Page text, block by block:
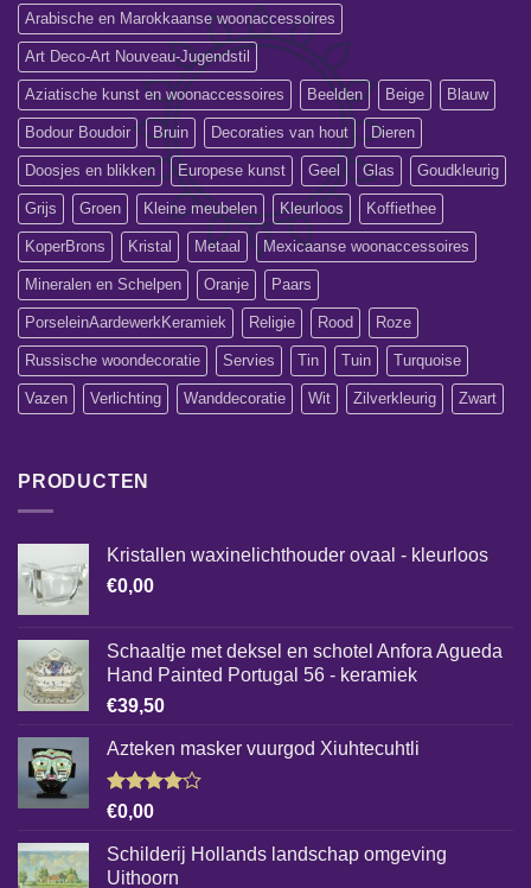
Arabische en Marokkaanse woonaccessoires
Art Deco-Art Nouveau-Jugendstil
Aziatische kunst en woonaccessoires Beelden Beige Blauw
Bodour Boudoir Bruin Decoraties van hout Dieren
Doosjes en blikken Europese kunst Geel Glas Goudkleurig
Grijs Groen Kleine meubelen Kleurloos Koffiethee
KoperBrons Kristal Metaal Mexicaanse woonaccessoires
Mineralen en Schelpen Oranje Paars
PorseleinAardewerkKeramiek Religie Rood Roze
Russische woondecoratie Servies Tin Tuin Turquoise
Vazen Verlichting Wanddecoratie Wit Zilverkleurig Zwart
PRODUCTEN
Kristallen waxinelichthouder ovaal - kleurloos
€0,00
Schaaltje met deksel en schotel Anfora Agueda
Hand Painted Portugal 56 - keramiek
€39,50
Azteken masker vuurgod Xiuhtecuhtli
Gewaardeerd
4.00
5
€0,00
Schilderij Hollands landschap omgeving
Uithoorn